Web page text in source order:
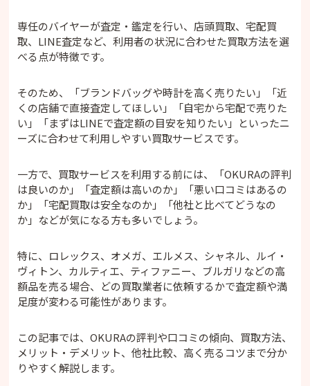
専任のバイヤーが査定・鑑定を行い、店頭買取、宅配買
取、LINE査定など、利用者の状況に合わせた買取方法を選
べる点が特徴です。
そのため、「ブランドバッグや時計を高く売りたい」「近
くの店舗で直接査定してほしい」「自宅から宅配で売りた
い」「まずはLINEで査定額の目安を知りたい」といったニ
ーズに合わせて利用しやすい買取サービスです。
一方で、買取サービスを利用する前には、「OKURAの評判
は良いのか」「査定額は高いのか」「悪い口コミはあるの
か」「宅配買取は安全なのか」「他社と比べてどうなの
か」などが気になる方も多いでしょう。
特に、ロレックス、オメガ、エルメス、シャネル、ルイ・
ヴィトン、カルティエ、ティファニー、ブルガリなどの高
額品を売る場合、どの買取業者に依頼するかで査定額や満
足度が変わる可能性があります。
この記事では、OKURAの評判や口コミの傾向、買取方法、
メリット・デメリット、他社比較、高く売るコツまで分か
りやすく解説します。